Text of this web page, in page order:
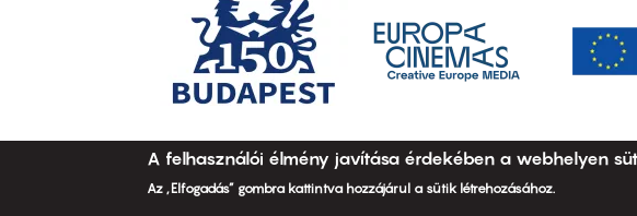
other
A felhasználói élmény javítása érdekében a webhelyen
Az „Elfogadás” gombra kattintva hozzájárul a sütik létrehozásához.